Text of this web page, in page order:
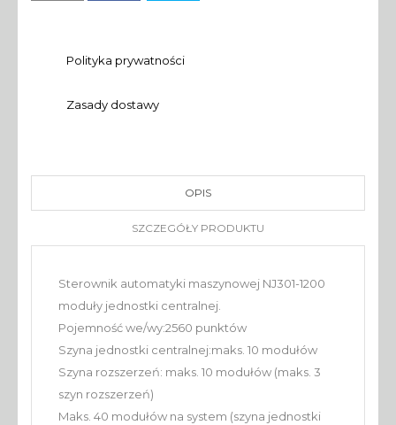
Polityka prywatności
Zasady dostawy
OPIS
SZCZEGÓŁY PRODUKTU
Sterownik automatyki maszynowej NJ301-1200
moduły jednostki centralnej.
Pojemność we/wy:2560 punktów
Szyna jednostki centralnej:maks. 10 modułów
Szyna rozszerzeń: maks. 10 modułów (maks. 3
szyn rozszerzeń)
Maks. 40 modułów na system (szyna jednostki